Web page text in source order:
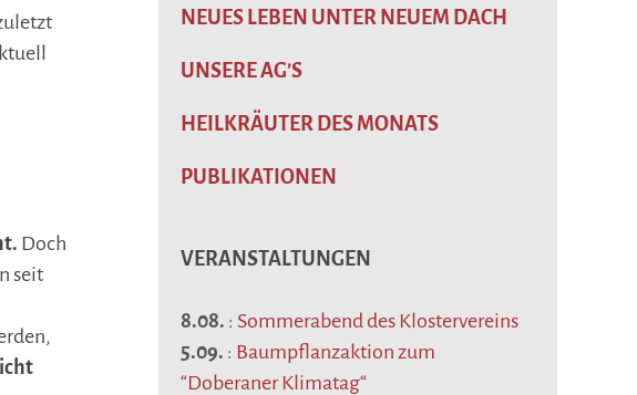
Doch
seit
NEUES LEBEN UNTER NEUEM DACH
UNSERE AG’S
HEILKRÄUTER DES MONATS
PUBLIKATIONEN
VERANSTALTUNGEN
8.08. : Sommerabend des Klostervereins
5.09. : Baumpflanzaktion zum
“Doberaner Klimatag“